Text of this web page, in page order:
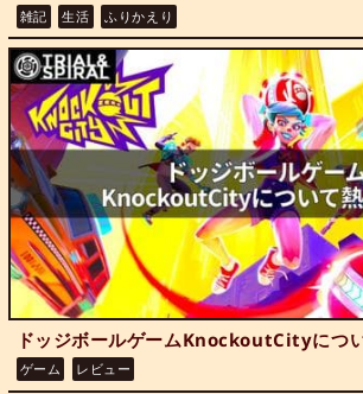
雑記 生活 ふりかえり
ドッジボールゲームKnockoutCityにつ
ゲーム レビュー